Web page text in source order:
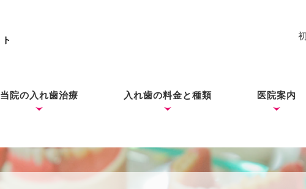
当院の入れ歯治療 入れ歯の料金と種類 医院案内